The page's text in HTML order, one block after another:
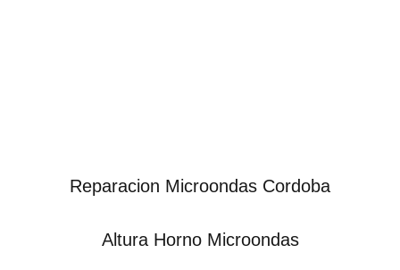
Reparacion Microondas Cordoba
Altura Horno Microondas